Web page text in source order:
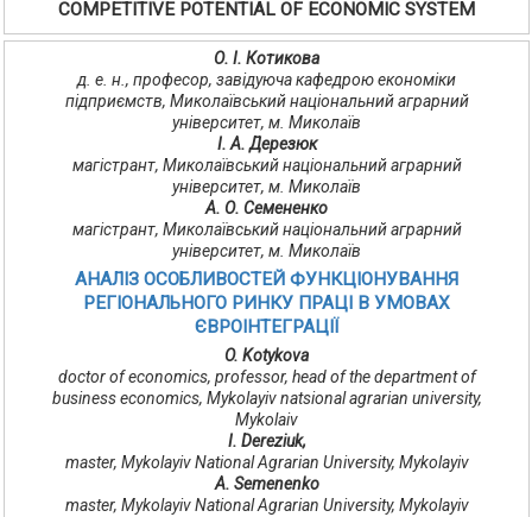
COMPETITIVE POTENTIAL OF ECONOMIC SYSTEM
О. І. Котикова
д. е. н., професор, завідуюча кафедрою економіки
підприємств, Миколаївський національний аграрний
університет, м. Миколаїв
І. А. Дерезюк
магістрант, Миколаївський національний аграрний
університет, м. Миколаїв
А. О. Семененко
магістрант, Миколаївський національний аграрний
університет, м. Миколаїв
АНАЛІЗ ОСОБЛИВОСТЕЙ ФУНКЦІОНУВАННЯ
РЕГІОНАЛЬНОГО РИНКУ ПРАЦІ В УМОВАХ
ЄВРОІНТЕГРАЦІЇ
O. Kotykova
doctor of economics, professor, head of the department of
business economics, Mykolayiv natsіonal agrarian unіversity,
Mykolaiv
I. Dereziuk,
master, Mykolayiv National Agrarian University, Mykolayiv
A. Semenenko
master, Mykolayiv National Agrarian University, Mykolayiv